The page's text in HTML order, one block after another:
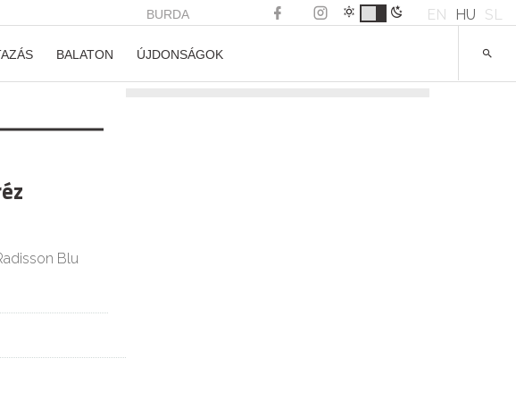
BURDA EN HU SL
BALATON ÚJDONSÁGOK
Blu